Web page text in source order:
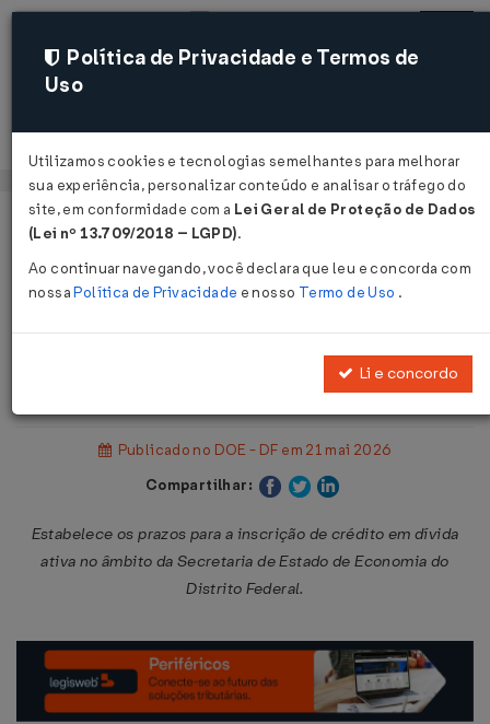
Acessar
Página Inicial
Legislações
Portaria SEEC Nº 353 DE
Publicado no DOE - DF em 21 mai 2026
Compartilhar:
Estabelece os prazos para a inscrição de crédito em dívida
ativa no âmbito da Secretaria de Estado de Economia do
Distrito Federal.
Política de Privacidade e Termos de
Uso
Utilizamos cookies e tecnologias semelhantes para melhorar
sua experiência, personalizar conteúdo e analisar o tráfego do
site, em conformidade com a Lei Geral de Proteção de Dados
(Lei nº 13.709/2018 – LGPD).
Ao continuar navegando, você declara que leu e concorda com
nossaPolítica de Privacidade e nosso Termo de Uso .
Li e concordo